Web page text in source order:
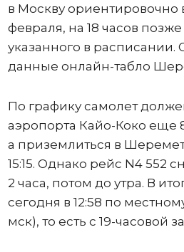
в Москву ориентировочно
февраля, на 18 часов
указанного в расписании.
данные онлайн-табло
По графику самолет
аэропорта Кайо-Коко еще
а приземлиться в
15:15. Однако рейс N4 552
2 часа, потом до утра. В
сегодня в 12:58 по
мск), то есть с 19-часовой